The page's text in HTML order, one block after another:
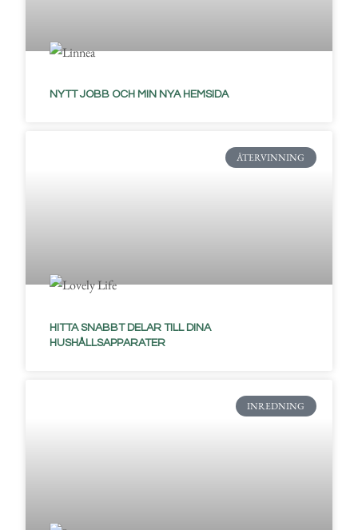
NYTT JOBB OCH MIN NYA HEMSIDA
ÅTERVINNING
HITTA SNABBT DELAR TILL DINA
HUSHÅLLSAPPARATER
INREDNING